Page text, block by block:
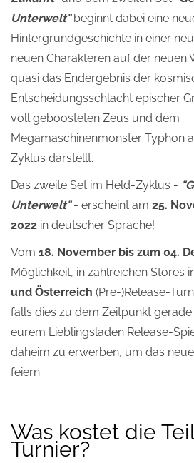
Unterwelt"beginnt dabei eine
Hintergrundgeschichte in einer
neuen Charakteren auf der neuen
quasi das Endergebnis der
Entscheidungsschlacht epischer
voll geboosteten Zeus und dem
Megamaschinenmonster Typhon
Zyklus darstellt.
Das zweite Set im Held-Zyklus -
Unterwelt"- erscheint am 25.
2022 in deutscher Sprache!
Vom 18. November bis zum 04.
Möglichkeit, in zahlreichen Stores
und Österreich (Pre-)Release-
falls dies zu dem Zeitpunkt
eurem Lieblingsladen Release-
daheim zu erwerben, um das
feiern.
Was kostet die
Turnier?